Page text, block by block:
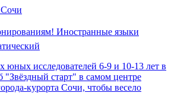
Сочи
Иностранные языки
юных исследователей 6-9 и 10-13 лет в
"Звёздный старт" в самом центре
курорта Сочи, чтобы весело